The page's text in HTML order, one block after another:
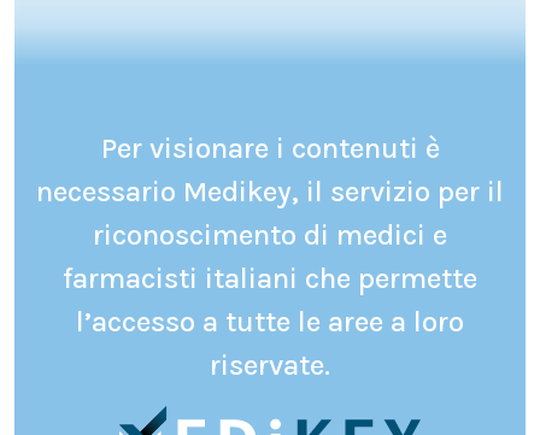
Per visionare i contenuti è
necessario Medikey, il servizio per il
riconoscimento di medici e
farmacisti italiani che permette
l’accesso a tutte le aree a loro
riservate.